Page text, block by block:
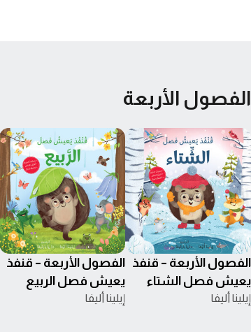
الفصول الأربعة
الفصول الأربعة – قنفذ
يعيش فصل الشتاء
إيلينا أليفا
الفصول الأربعة – قنفذ
يعيش فصل الربيع
إيلينا أليفا